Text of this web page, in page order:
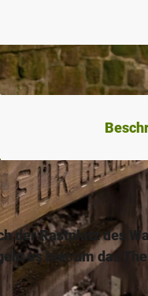
der Rastplatz des
es hier um das